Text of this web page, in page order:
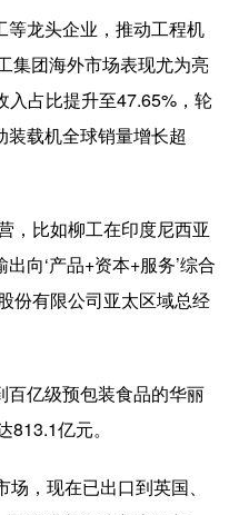
龙头企业，推动工程机
集团海外市场表现尤为亮
入占比提升至47.65%，轮
载机全球销量增长超
比如柳工在印度尼西亚
向‘产品+资本+服务’综合
份有限公司亚太区域总经
亿级预包装食品的华丽
亿元。
，现在已出口到英国、